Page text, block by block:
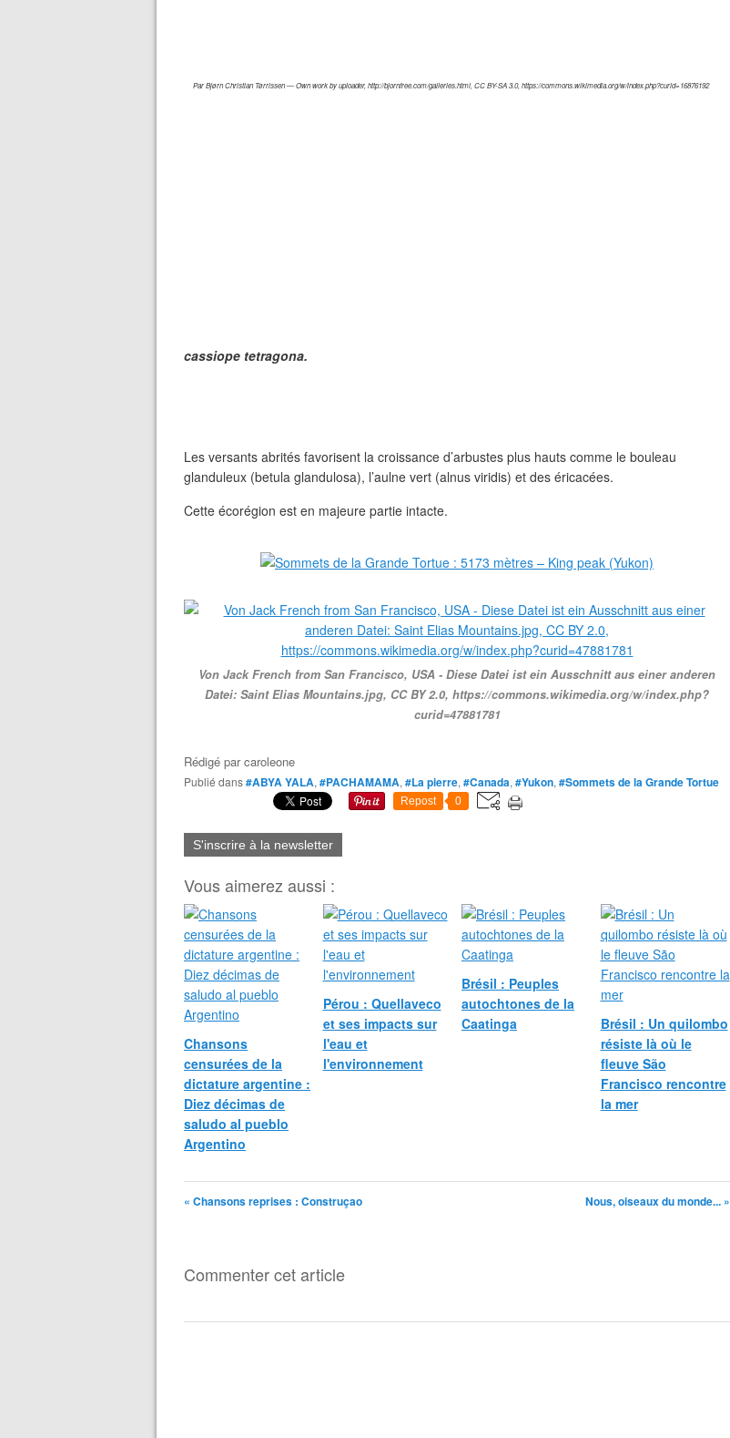
Par Bjørn Christian Tørrissen — Own work by uploader, http://bjornfree.com/galleries.html, CC BY-SA 3.0, https://commons.wikimedia.org/w/index.php?curid=16876192
cassiope tetragona.
Les versants abrités favorisent la croissance d’arbustes plus hauts comme le bouleau
glanduleux (betula glandulosa), l’aulne vert (alnus viridis) et des éricacées.
Cette écorégion est en majeure partie intacte.
Von Jack French from San Francisco, USA - Diese Datei ist ein Ausschnitt aus einer anderen
Datei: Saint Elias Mountains.jpg, CC BY 2.0, https://commons.wikimedia.org/w/index.php?
curid=47881781
Rédigé parcaroleone
Publié dans#ABYA YALA, #PACHAMAMA, #La pierre, #Canada, #Yukon, #Sommets de la Grande Tortue
Repost 0
S'inscrire à la newsletter
Vous aimerez aussi :
Chansons
censurées de la
dictature argentine :
Diez décimas de
saludo al pueblo
Argentino
Pérou : Quellaveco
et ses impacts sur
l'eau et
l'environnement
Brésil : Peuples
autochtones de la
Caatinga
Brésil : Un quilombo
résiste là où le
fleuve São
Francisco rencontre
la mer
« Chansons reprises : Construçao Nous, oiseaux du monde... »
Commenter cet article